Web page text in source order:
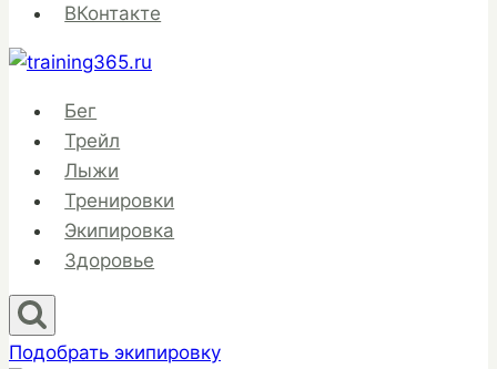
ВКонтакте
Бег
Трейл
Лыжи
Тренировки
Экипировка
Здоровье
Подобрать экипировку